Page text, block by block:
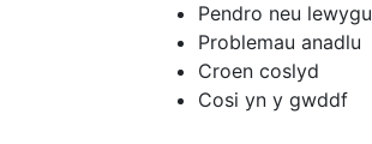
Pendro neu lewygu
Problemau anadlu
Croen coslyd
Cosi yn y gwddf